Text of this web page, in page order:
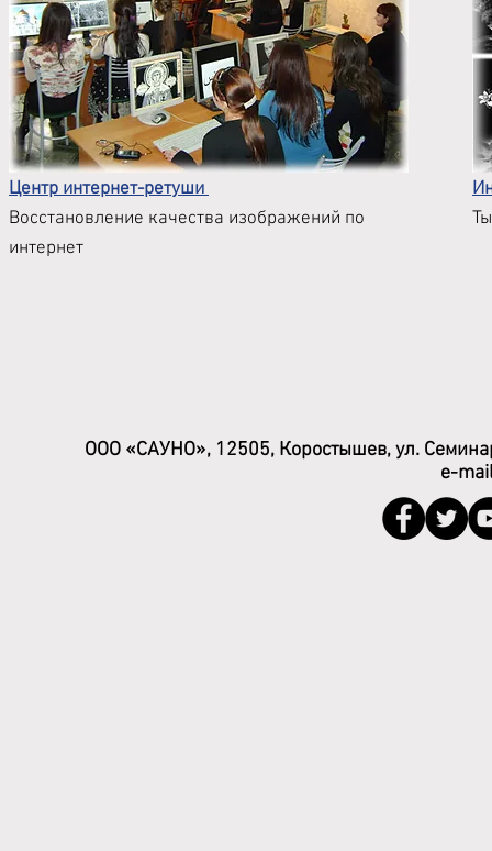
Центр интернет-ретуши
Восстановление качества изображений по
интернет
ООО «САУНО», 12505, Коростышев, ул.
e-